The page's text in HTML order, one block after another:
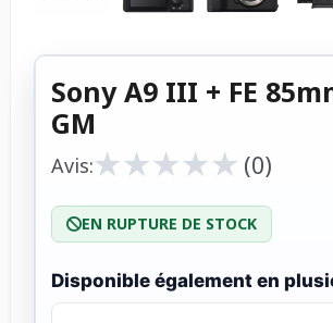
Sony A9 III + FE
GM
Avis:★
★★
★★
★★
★★
★ (0)
EN RUPTURE DE STOCK
Disponible également en